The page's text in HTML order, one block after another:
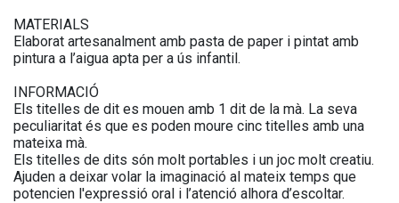
MATERIALS
Elaborat artesanalment amb pasta de paper i pintat amb
pintura a l’aigua apta per a ús infantil.
INFORMACIÓ
Els titelles de dit es mouen amb 1 dit de la mà. La seva
peculiaritat és que es poden moure cinc titelles amb una
mateixa mà.
Els titelles de dits són molt portables i un joc molt creatiu.
Ajuden a deixar volar la imaginació al mateix temps que
potencien l'expressió oral i l’atenció alhora d’escoltar.